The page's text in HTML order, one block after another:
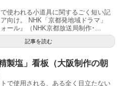
使われる小道具に関するごく短い記
向け。 NHK「京都発地域ドラマ」
ォール』（NHK京都放送局制作･...
記事を読む
製塩」看板（大阪制作の朝
で使用される、ある全く目立たない